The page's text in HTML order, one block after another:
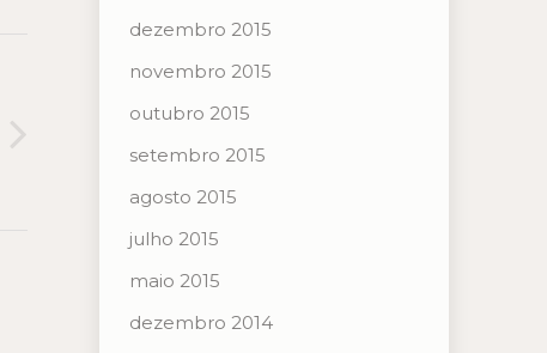
dezembro 2015
novembro 2015
outubro 2015
setembro 2015
agosto 2015
julho 2015
maio 2015
dezembro 2014